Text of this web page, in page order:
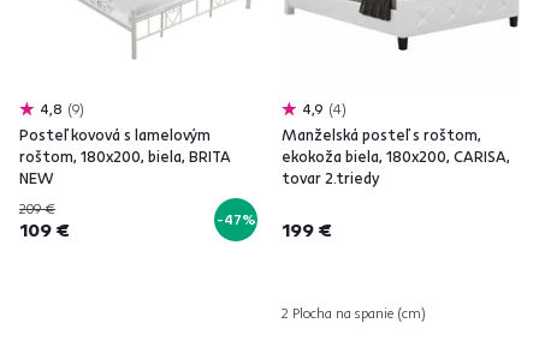
4,8 9
Posteľ kovová s lamelovým
roštom, 180x200, biela, BRITA
NEW
209 €
109 € -47%
4,9 4
Manželská posteľ s roštom,
ekokoža biela, 180x200, CARISA,
tovar 2.triedy
199 €
2 Plocha na spanie (cm)